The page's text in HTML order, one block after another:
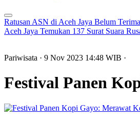
Ratusan ASN di Aceh Jaya Belum
Aceh Jaya Temukan 137 Surat Suara
Pariwisata · 9 Nov 2023 14:48 WIB ·
Festival Panen